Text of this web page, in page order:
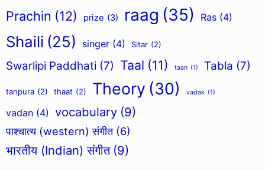
Prachin (12) prize (3) raag (35) Ras (4)
Shaili (25) singer (4) Sitar (2)
Swarlipi Paddhati (7) Taal (11) taan (1) Tabla (7)
tanpura (2) thaat (2) Theory (30) vadak (1)
vadan (4) vocabulary (9)
पाश्चात्य (western) संगीत (6)
भारतीय (Indian) संगीत (9)